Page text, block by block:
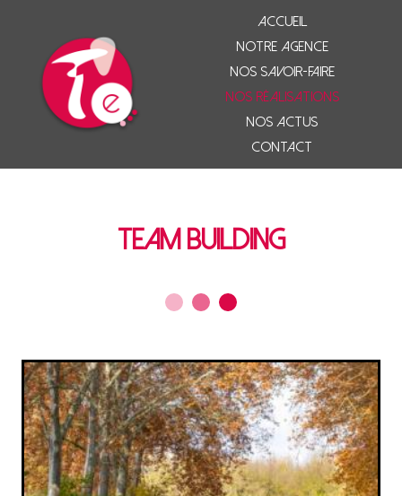
Accueil
Notre agence
Nos savoir-faire
Nos réalisations
Nos actus
Contact
Team building